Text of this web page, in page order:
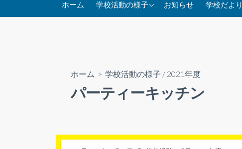
へ
ホーム 学校活動の様子
2025年度
お知らせ 学校だより
2025年度
ホーム > 学校活動の様子 / 2021年度
パーティーキッチン